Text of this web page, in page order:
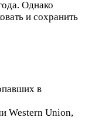
Однако
и сохранить
в
Western Union,